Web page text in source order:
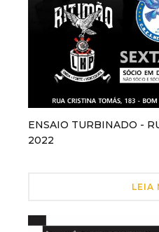
ENSAIO TURBINADO -
2022
LEIA